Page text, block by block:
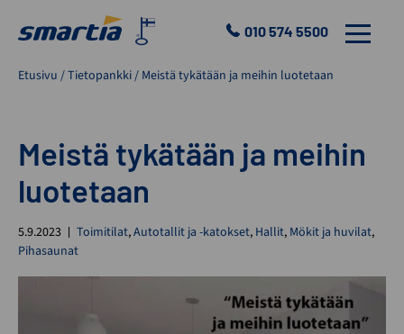
Oy
010 574 5500 VALIKKO
Etusivu /Tietopankki/ Meistä tykätään ja meihin luotetaan
Meistä tykätään ja meihin
luotetaan
5.9.2023 Toimitilat,Autotallit ja -katokset, Hallit, Mökit ja huvilat,
Pihasaunat